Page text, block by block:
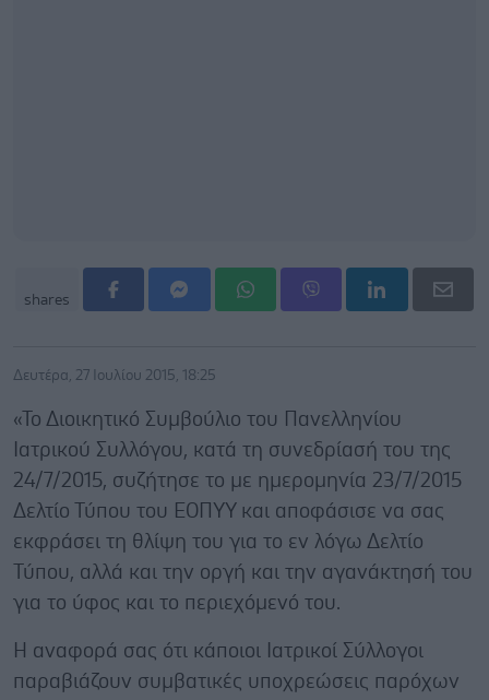
shares
Δευτέρα, 27 Ιουλίου 2015, 18:25
«Το Διοικητικό Συμβούλιο του Πανελληνίου
Ιατρικού Συλλόγου, κατά τη συνεδρίασή του της
24/7/2015, συζήτησε το με ημερομηνία 23/7/2015
Δελτίο Τύπου του ΕΟΠΥΥ και αποφάσισε να σας
εκφράσει τη θλίψη του για το εν λόγω Δελτίο
Τύπου, αλλά και την οργή και την αγανάκτησή του
για το ύφος και το περιεχόμενό του.
Η αναφορά σας ότι κάποιοι Ιατρικοί Σύλλογοι
παραβιάζουν συμβατικές υποχρεώσεις παρόχων